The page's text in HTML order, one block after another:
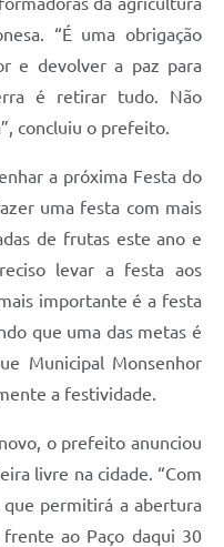
“É uma obrigação
e devolver a paz para
é retirar tudo. Não
concluiu o prefeito.
a próxima Festa do
uma festa com mais
de frutas este ano e
levar a festa aos
importante é a festa
que uma das metas é
Municipal Monsenhor
a festividade.
o prefeito anunciou
livre na cidade. “Com
que permitirá a abertura
ao Paço daqui 30